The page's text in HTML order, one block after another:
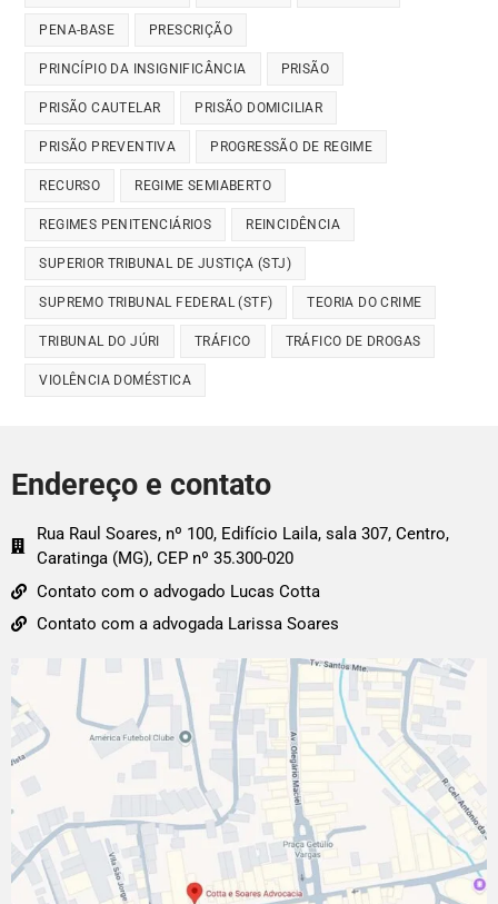
PENA-BASE PRESCRIÇÃO
PRINCÍPIO DA INSIGNIFICÂNCIA PRISÃO
PRISÃO CAUTELAR PRISÃO DOMICILIAR
PRISÃO PREVENTIVA PROGRESSÃO DE REGIME
RECURSO REGIME SEMIABERTO
REGIMES PENITENCIÁRIOS REINCIDÊNCIA
SUPERIOR TRIBUNAL DE JUSTIÇA (STJ)
SUPREMO TRIBUNAL FEDERAL (STF) TEORIA DO CRIME
TRIBUNAL DO JÚRI TRÁFICO TRÁFICO DE DROGAS
VIOLÊNCIA DOMÉSTICA
Endereço e contato
Rua Raul Soares, nº 100, Edifício Laila, sala 307, Centro,
Caratinga (MG), CEP nº 35.300-020
Contato com o advogado Lucas Cotta
Contato com a advogada Larissa Soares